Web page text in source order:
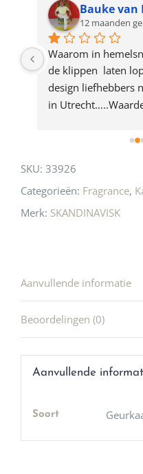
product
Bauke van
12 maanden
Waarom in
de klippen  laten
design liefhebbers
in
SKU: 33926
Categorieën: Fragrance,
Merk: SKANDINAVISK
Aanvullende informatie
Beoordelingen (0)
Aanvullende
Soort